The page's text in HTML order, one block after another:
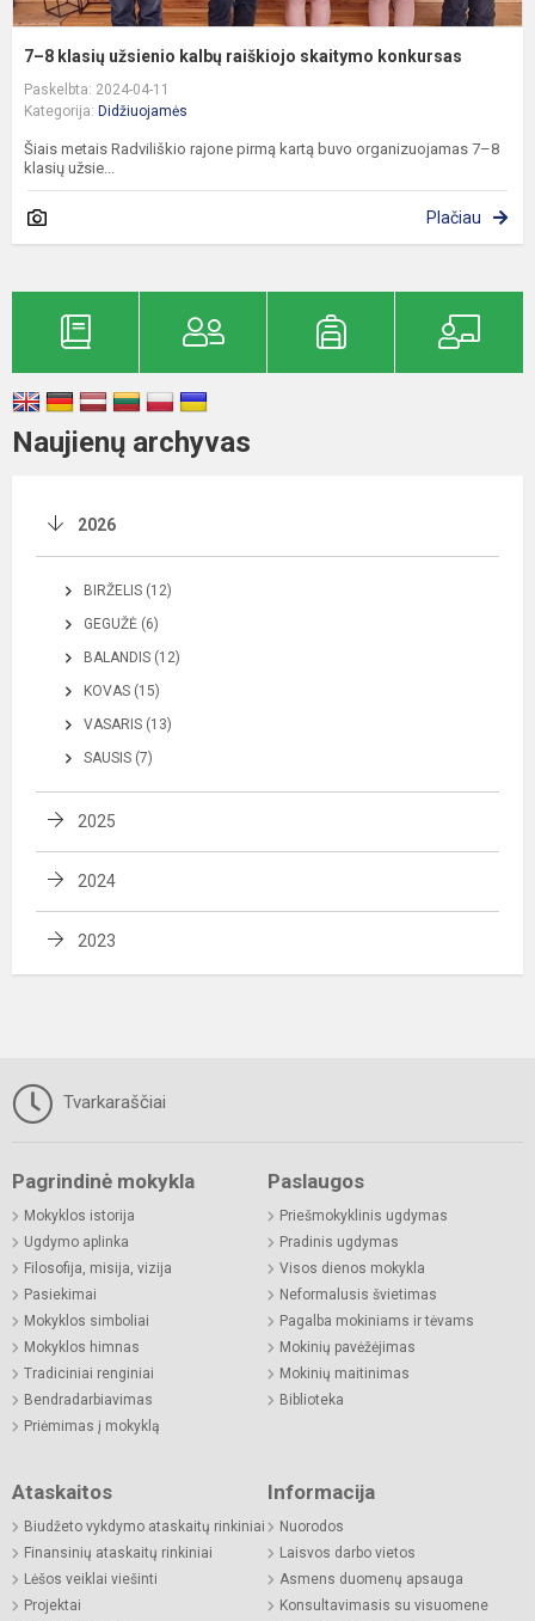
7–8 klasių užsienio kalbų raiškiojo skaitymo konkursas
Paskelbta: 2024-04-11
Kategorija: Didžiuojamės
Šiais metais Radviliškio rajone pirmą kartą buvo organizuojamas 7–8
klasių užsie...
Plačiau
Naujienų archyvas
2026
BIRŽELIS (12)
GEGUŽĖ (6)
BALANDIS (12)
KOVAS (15)
VASARIS (13)
SAUSIS (7)
2025
2024
2023
Tvarkaraščiai
Pagrindinė mokykla
Mokyklos istorija
Ugdymo aplinka
Filosofija, misija, vizija
Pasiekimai
Mokyklos simboliai
Mokyklos himnas
Tradiciniai renginiai
Bendradarbiavimas
Priėmimas į mokyklą
Paslaugos
Priešmokyklinis ugdymas
Pradinis ugdymas
Visos dienos mokykla
Neformalusis švietimas
Pagalba mokiniams ir tėvams
Mokinių pavėžėjimas
Mokinių maitinimas
Biblioteka
Ataskaitos
Biudžeto vykdymo ataskaitų rinkiniai
Finansinių ataskaitų rinkiniai
Lėšos veiklai viešinti
Projektai
Informacija
Nuorodos
Laisvos darbo vietos
Asmens duomenų apsauga
Konsultavimasis su visuomene